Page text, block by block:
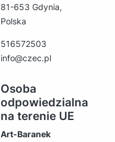
81-653 Gdynia,
Polska
516572503
info@czec.pl
Osoba
odpowiedzialna
na terenie UE
Art-Baranek